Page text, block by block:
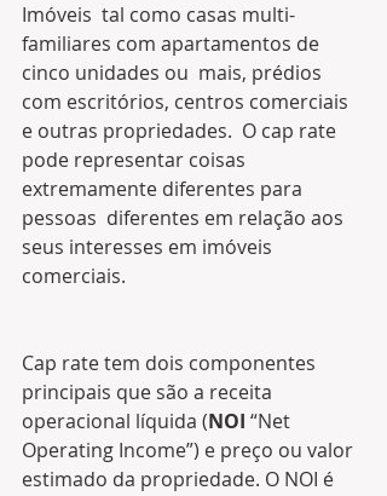
Imóveis  tal como casas multi-
familiares com apartamentos de
cinco unidades ou  mais, prédios
com escritórios, centros comerciais
e outras propriedades.  O cap rate
pode representar coisas
extremamente diferentes para
pessoas  diferentes em relação aos
seus interesses em imóveis
comerciais.
Cap rate tem dois componentes
principais que são a receita
operacional líquida (NOI “Net
Operating Income”) e preço ou valor
estimado da propriedade. O NOI é